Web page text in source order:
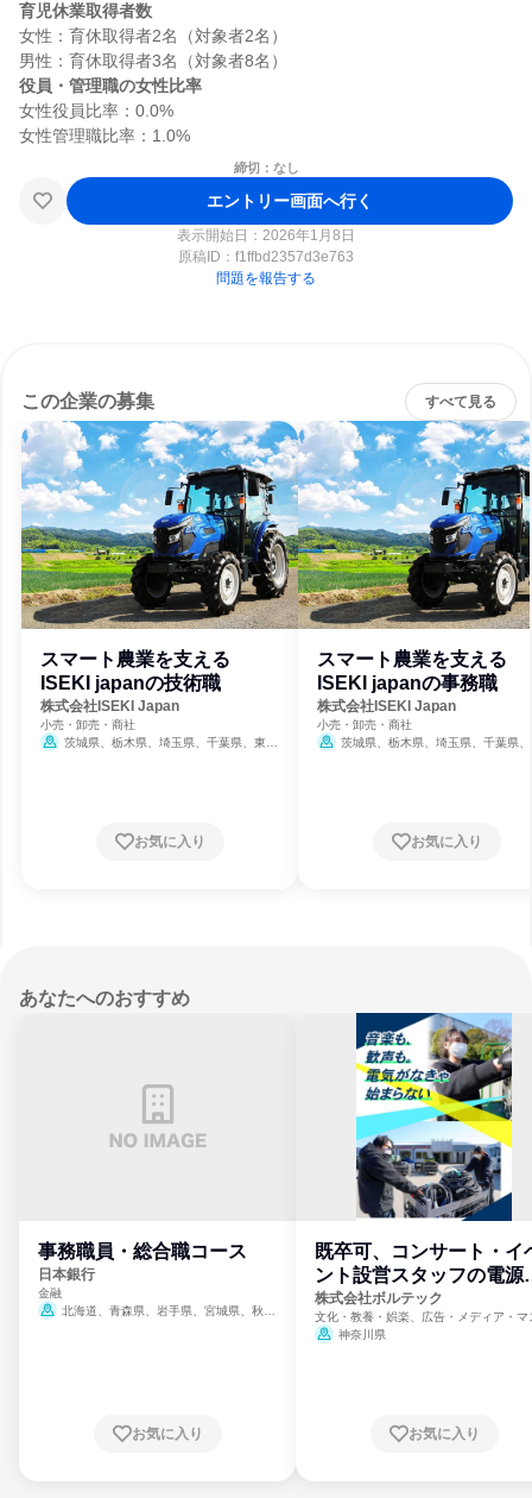
育児休業取得者数
女性：育休取得者2名（対象者2名）
役員・管理職の女性比率
女性役員比率：0.0%
締切：なし
エントリー画面へ行く
表示開始日：2026年1月8日
原稿ID： f1ffbd2357d3e763
問題を報告する
この企業の募集 すべて見る
スマート農業を支える
ISEKI japanの技術職
株式会社ISEKI Japan
小売・卸売・商社
茨城県、栃木県、埼玉県、千葉県、東京
お気に入り
スマート農業を支える
ISEKI japanの事務職
株式会社ISEKI Japan
小売・卸売・商社
茨城県、栃木県、埼玉県、千葉県
お気に入り
あなたへのおすすめ
事務職員・総合職コース
日本銀行
金融
北海道、青森県、岩手県、宮城県、秋田
崎県、熊本県、大分県、宮崎県、鹿児島県、
お気に入り
既卒可、コンサート・イ
ント設営スタッフの電源
門
株式会社ボルテック
文化・教養・娯楽、広告・メディア・マ
ミ、電力・ガス・水道・エネルギー
神奈川県
お気に入り